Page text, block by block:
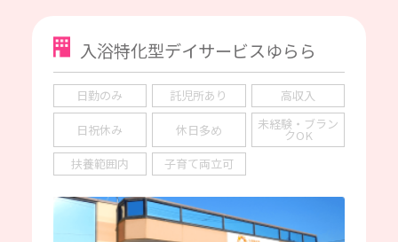
入浴特化型デイサービスゆらら
日勤のみ 託児所あり 高収入
日祝休み 休日多め 未経験・ブラン
クOK
扶養範囲内
子育て両立可